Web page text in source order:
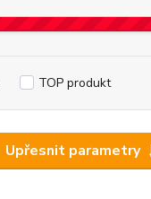
Upřesnit parametry
TOP produkt